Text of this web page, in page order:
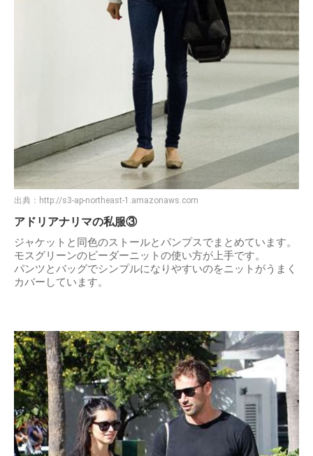
出典： http://s3-ap-northeast-1.amazonaws.com
アドリアナリマの私服③
ジャケットと同色のストールとパンプスでまとめています。
モスグリーンのビーダーニットの使い方が上手です。
パンツとバッグでシンプルになりやすいのをニットがうまく
カバーしています。